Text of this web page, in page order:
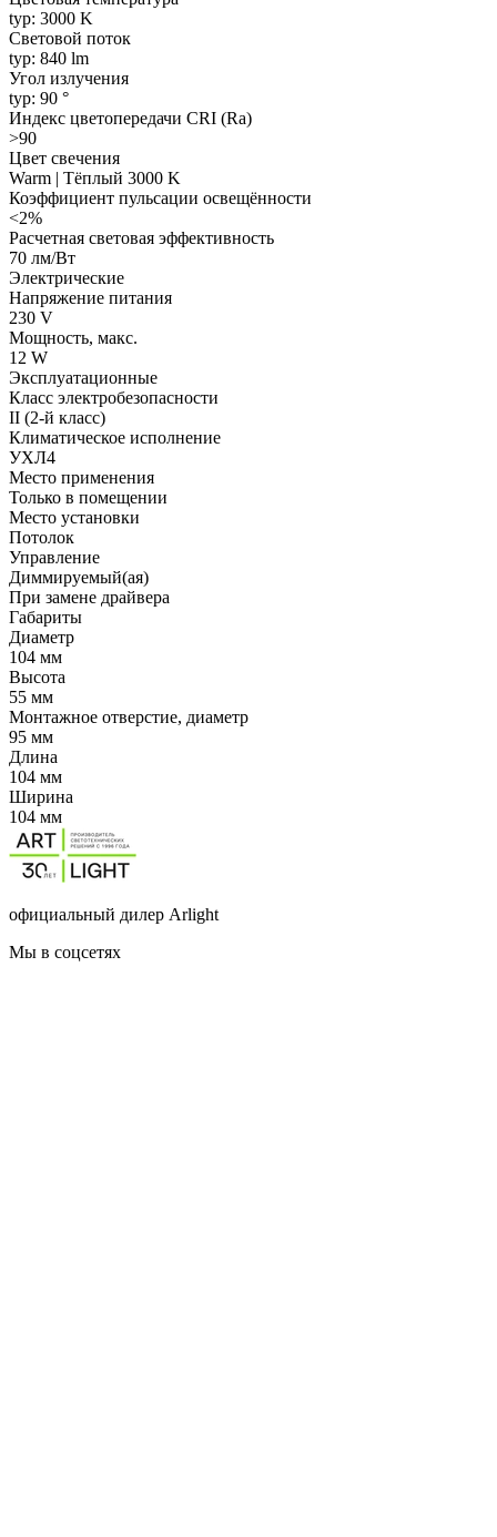
typ: 3000 K
Световой поток
typ: 840 lm
Угол излучения
typ: 90 °
Индекс цветопередачи CRI (Ra)
>90
Цвет свечения
Warm | Тёплый 3000 K
Коэффициент пульсации освещённости
<2%
Расчетная световая эффективность
70 лм/Вт
Электрические
Напряжение питания
230 V
Мощность, макс.
12 W
Эксплуатационные
Класс электробезопасности
II (2-й класс)
Климатическое исполнение
УХЛ4
Место применения
Только в помещении
Место установки
Потолок
Управление
Диммируемый(ая)
При замене драйвера
Габариты
Диаметр
104 мм
Высота
55 мм
Монтажное отверстие, диаметр
95 мм
Длина
104 мм
Ширина
104 мм
официальный дилер Arlight
Мы в соцсетях